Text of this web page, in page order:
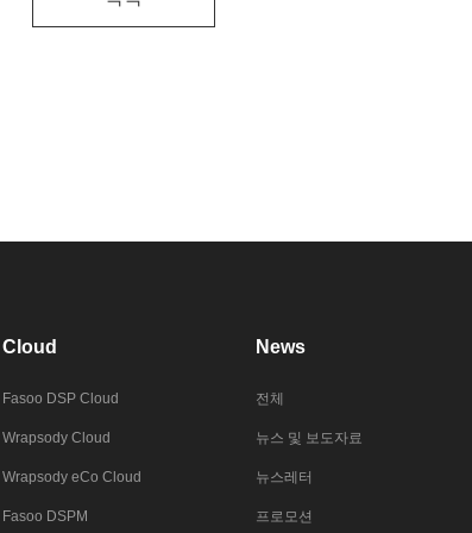
Cloud
Fasoo DSP Cloud
Wrapsody Cloud
Wrapsody eCo Cloud
Fasoo DSPM
News
전체
뉴스 및 보도자료
뉴스레터
프로모션